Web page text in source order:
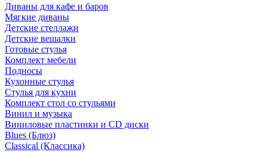
Диваны для кафе и баров
Мягкие диваны
Детские стеллажи
Детские вешалки
Готовые стулья
Комплект мебели
Подносы
Кухонные стулья
Стулья для кухни
Комплект стол со стульями
Винил и музыка
Виниловые пластинки и CD диски
Blues (Блюз)
Classical (Классика)